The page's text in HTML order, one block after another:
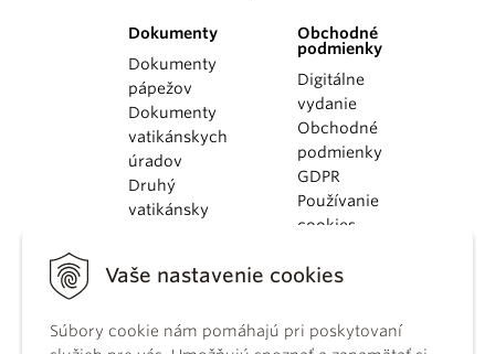
Vaše nastavenie cookies
Súbory cookie nám pomáhajú pri poskytovaní
Dokumenty
Dokumenty
pápežov
Dokumenty
vatikánskych
úradov
Druhý
vatikánsky
KBS
kánonického
Obchodné
podmienky
Digitálne
vydanie
Obchodné
podmienky
GDPR
Používanie
cookies